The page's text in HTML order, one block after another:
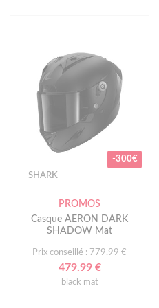
-300€
SHARK
PROMOS
Casque AERON DARK
SHADOW Mat
Prix conseillé : 779.99 €
479.99 €
black mat